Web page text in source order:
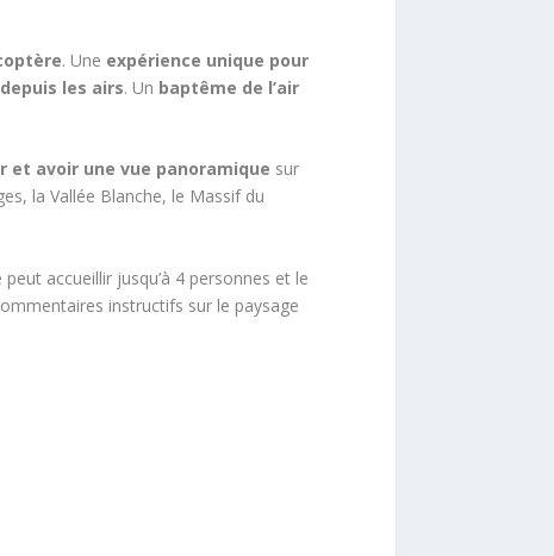
. Une expérience unique pour
les airs. Un baptême de l’air
et avoir une vue panoramique sur
la Vallée Blanche, le Massif du
peut accueillir jusqu’à 4 personnes et le
instructifs sur le paysage